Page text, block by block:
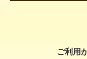
ご利用